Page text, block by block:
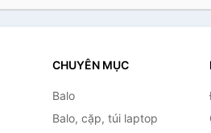
CHUYÊN MỤC
Balo
Balo, cặp, túi laptop